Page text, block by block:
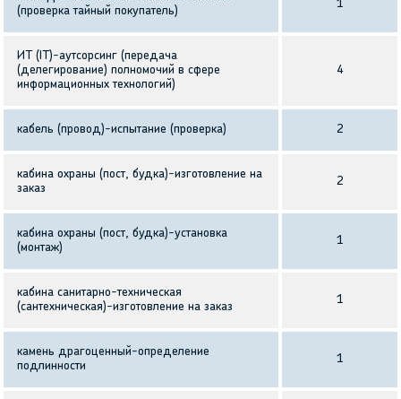
(проверка тайный покупатель)
1
ИТ (IT)-аутсорсинг (передача
(делегирование) полномочий в сфере
информационных технологий)
4
кабель (провод)-испытание (проверка) 2
кабина охраны (пост, будка)-изготовление на
заказ
2
кабина охраны (пост, будка)-установка
(монтаж)
1
кабина санитарно-техническая
(сантехническая)-изготовление на заказ
1
камень драгоценный-определение
подлинности
1